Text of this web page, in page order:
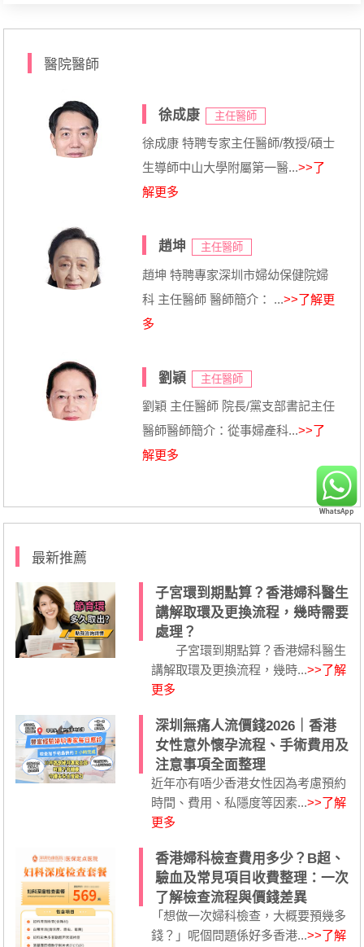
醫院醫師
徐成康 主任醫師
徐成康 特聘专家主任醫師/教授/碩士
生導師中山大學附屬第一醫...>>了
解更多
趙坤 主任醫師
趙坤 特聘專家深圳市婦幼保健院婦
科 主任醫師 醫師簡介： ...>>了解更
多
劉穎 主任醫師
劉穎 主任醫師 院長/黨支部書記主任
醫師醫師簡介：從事婦產科...>>了
解更多
最新推薦
子宮環到期點算？香港婦科醫生
講解取環及更換流程，幾時需要
處理？
子宮環到期點算？香港婦科醫生
講解取環及更換流程，幾時...>>了解
更多
深圳無痛人流價錢2026｜香港
女性意外懷孕流程、手術費用及
注意事項全面整理
近年亦有唔少香港女性因為考慮預約
時間、費用、私隱度等因素...>>了解
更多
香港婦科檢查費用多少？B超、
驗血及常見項目收費整理：一次
了解檢查流程與價錢差異
「想做一次婦科檢查，大概要預幾多
錢？」呢個問題係好多香港...>>了解